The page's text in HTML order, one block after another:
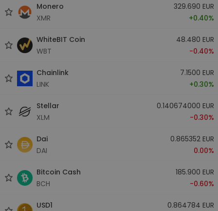
Monero
XMR
329.690 EUR
+0.40%
WhiteBIT Coin
WBT
48.480 EUR
-0.40%
Chainlink
LINK
7.1500 EUR
+0.30%
Stellar
XLM
0.140674000 EUR
-0.30%
Dai
DAI
0.865352 EUR
0.00%
Bitcoin Cash
BCH
185.900 EUR
-0.60%
USD1
0.864784 EUR